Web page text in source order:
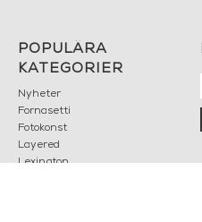
POPULÄRA
KATEGORIER
Nyheter
Fornasetti
Fotokonst
Layered
Lexington